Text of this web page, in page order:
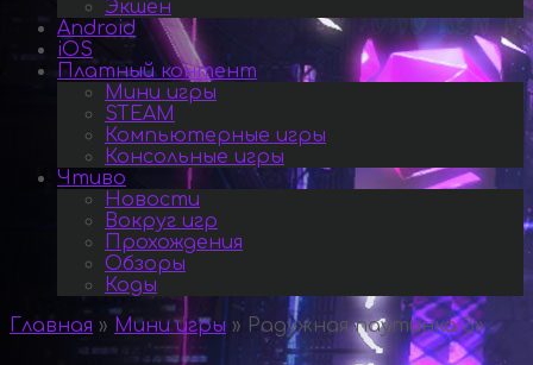
Экшен
Android
iOS
Платный контент
Мини игры
STEAM
Компьютерные игры
Консольные игры
Чтиво
Новости
Вокруг игр
Прохождения
Обзоры
Коды
Главная » Мини игры » Радужная паутинка 3»